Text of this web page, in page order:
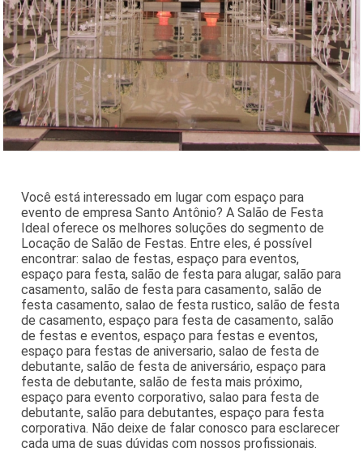
Você está interessado em lugar com espaço para
evento de empresa Santo Antônio? A Salão de Festa
Ideal oferece os melhores soluções do segmento de
Locação de Salão de Festas. Entre eles, é possível
encontrar: salao de festas, espaço para eventos,
espaço para festa, salão de festa para alugar, salão para
casamento, salão de festa para casamento, salão de
festa casamento, salao de festa rustico, salão de festa
de casamento, espaço para festa de casamento, salão
de festas e eventos, espaço para festas e eventos,
espaço para festas de aniversario, salao de festa de
debutante, salão de festa de aniversário, espaço para
festa de debutante, salão de festa mais próximo,
espaço para evento corporativo, salao para festa de
debutante, salão para debutantes, espaço para festa
corporativa. Não deixe de falar conosco para esclarecer
cada uma de suas dúvidas com nossos profissionais.